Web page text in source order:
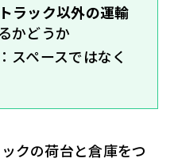
トラック以外の運輸
かどうか
スペースではなく
クの荷台と倉庫をつ